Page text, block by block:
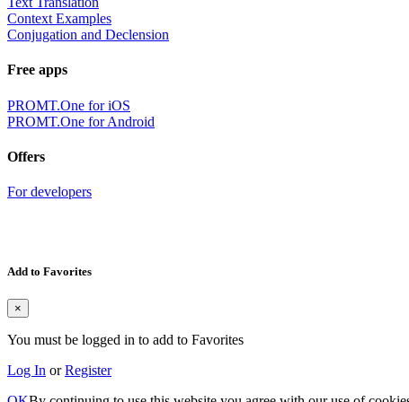
Context Examples
Conjugation and Declension
Free apps
PROMT.One for iOS
PROMT.One for Android
Offers
For developers
Add to Favorites
×
You must be logged in to add to Favorites
Log In orRegister